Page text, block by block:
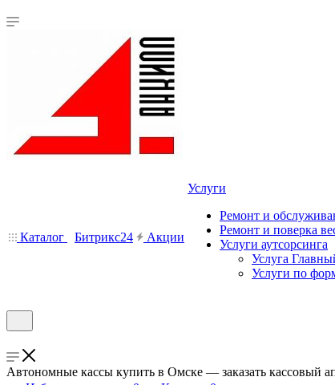
Каталог Битрикс24 Акции
Услуги
Ремонт и
Ремонт и поверка
Услуги аутсорсинга
Услуга
Услуги по
Автономные кассы купить в Омске — заказать кассовый